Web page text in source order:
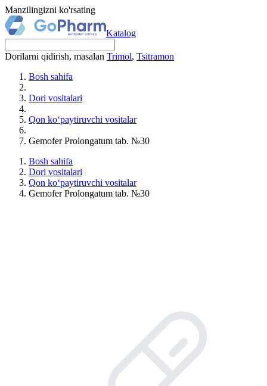
Manzilingizni ko'rsating
Katalog
Dorilarni qidirish, masalan Trimol, Tsitramon
Bosh sahifa
Dori vositalari
Qon ko‘paytiruvchi vositalar
Gemofer Prolongatum tab. №30
Bosh sahifa
Dori vositalari
Qon ko‘paytiruvchi vositalar
Gemofer Prolongatum tab. №30